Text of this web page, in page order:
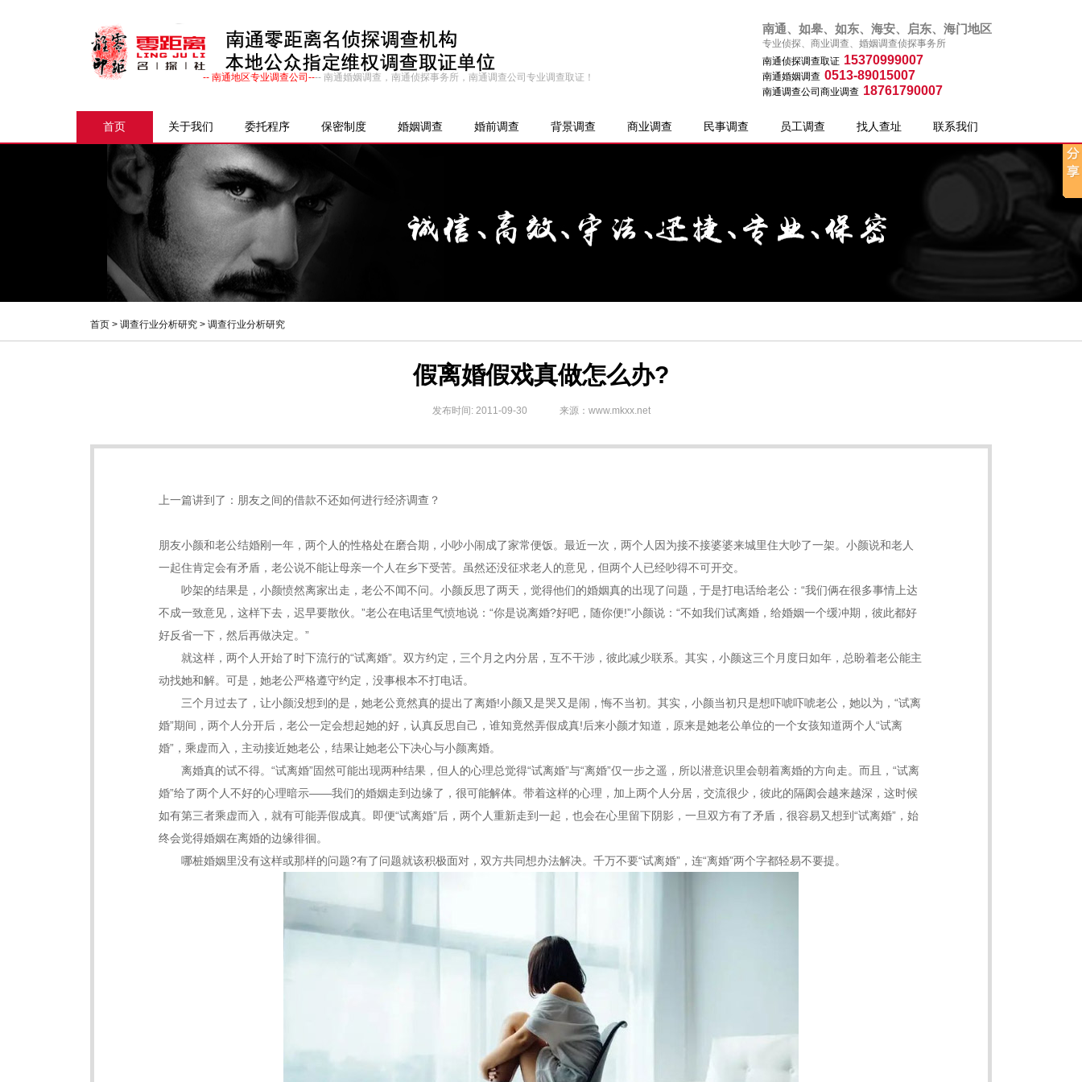
-- 南通地区专业调查公司---- 南通婚姻调查，南通侦探事务所，南通调查公司专业调查取证！
南通、如皋、如东、海安、启东、海门地区
专业侦探、商业调查、婚姻调查侦探事务所
南通侦探调查取证 15370999007
南通婚姻调查 0513-89015007
南通调查公司商业调查 18761790007
首页 关于我们 委托程序 保密制度 婚姻调查 婚前调查 背景调查 商业调查 民事调查 员工调查 找人查址 联系我们
首页 > 调查行业分析研究 > 调查行业分析研究
假离婚假戏真做怎么办?
发布时间: 2011-09-30 来源：www.mkxx.net
上一篇讲到了： 朋友之间的借款不还如何进行经济调查？
朋友小颜和老公结婚刚一年，两个人的性格处在磨合期，小吵小闹成了家常便饭。最近一次，两个人因为接不接婆婆来城里住大吵了一架。小颜说和老人
一起住肯定会有矛盾，老公说不能让母亲一个人在乡下受苦。虽然还没征求老人的意见，但两个人已经吵得不可开交。
吵架的结果是，小颜愤然离家出走，老公不闻不问。小颜反思了两天，觉得他们的婚姻真的出现了问题，于是打电话给老公：“我们俩在很多事情上达
不成一致意见，这样下去，迟早要散伙。”老公在电话里气愤地说：“你是说离婚?好吧，随你便!”小颜说：“不如我们试离婚，给婚姻一个缓冲期，彼此都好
好反省一下，然后再做决定。”
就这样，两个人开始了时下流行的“试离婚”。双方约定，三个月之内分居，互不干涉，彼此减少联系。其实，小颜这三个月度日如年，总盼着老公能主
动找她和解。可是，她老公严格遵守约定，没事根本不打电话。
三个月过去了，让小颜没想到的是，她老公竟然真的提出了离婚!小颜又是哭又是闹，悔不当初。其实，小颜当初只是想吓唬吓唬老公，她以为，“试离
婚”期间，两个人分开后，老公一定会想起她的好，认真反思自己，谁知竟然弄假成真!后来小颜才知道，原来是她老公单位的一个女孩知道两个人“试离
婚”，乘虚而入，主动接近她老公，结果让她老公下决心与小颜离婚。
离婚真的试不得。“试离婚”固然可能出现两种结果，但人的心理总觉得“试离婚”与“离婚”仅一步之遥，所以潜意识里会朝着离婚的方向走。而且，“试离
婚”给了两个人不好的心理暗示——我们的婚姻走到边缘了，很可能解体。带着这样的心理，加上两个人分居，交流很少，彼此的隔阂会越来越深，这时候
如有第三者乘虚而入，就有可能弄假成真。即便“试离婚”后，两个人重新走到一起，也会在心里留下阴影，一旦双方有了矛盾，很容易又想到“试离婚”，始
终会觉得婚姻在离婚的边缘徘徊。
哪桩婚姻里没有这样或那样的问题?有了问题就该积极面对，双方共同想办法解决。千万不要“试离婚”，连“离婚”两个字都轻易不要提。